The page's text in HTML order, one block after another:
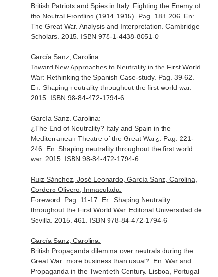
British Patriots and Spies in Italy. Fighting the Enemy of
the Neutral Frontline (1914-1915). Pag. 188-206. En:
The Great War. Analysis and Interpretation . Cambridge
Scholars. 2015. ISBN 978-1-4438-8051-0
García Sanz, Carolina:
Toward New Approaches to Neutrality in the First World
War: Rethinking the Spanish Case-study. Pag. 39-62.
En: Shaping neutrality throughout the first world war.
2015. ISBN 98-84-472-1794-6
García Sanz, Carolina:
¿The End of Neutrality? Italy and Spain in the
Mediterranean Theatre of the Great War¿. Pag. 221-
246. En: Shaping neutrality throughout the first world
war. 2015. ISBN 98-84-472-1794-6
Ruiz Sánchez, José Leonardo, García Sanz, Carolina,
Cordero Olivero, Inmaculada:
Foreword. Pag. 11-17. En: Shaping Neutrality
throughout the First World War. Editorial Universidad de
Sevilla. 2015. 461. ISBN 978-84-472-1794-6
García Sanz, Carolina:
British Propaganda dilemma over neutrals during the
Great War: more business than usual?. En: War and
Propaganda in the Twentieth Century. Lisboa, Portugal.